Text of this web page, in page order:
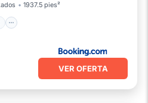
1937.5 pies²
VER OFERTA